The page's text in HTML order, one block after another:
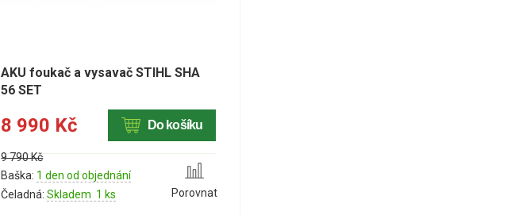
AKU foukač a vysavač STIHL SHA
56 SET
8 990 Kč
9 790 Kč
Do košíku
Baška: 1 den od objednání
Čeladná:Skladem 1 ks Porovnat